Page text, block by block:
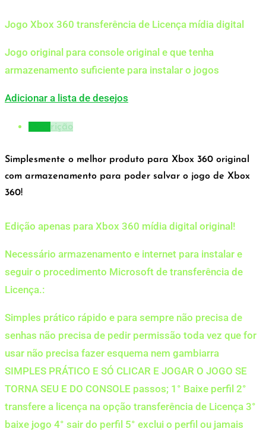
Jogo Xbox 360 transferência de Licença mídia digital
Jogo original para console original e que tenha
armazenamento suficiente para instalar o jogos
Adicionar a lista de desejos
Descrição
Simplesmente o melhor produto para Xbox 360 original
com armazenamento para poder salvar o jogo de Xbox
360!
Edição apenas para Xbox 360 mídia digital original!
Necessário armazenamento e internet para instalar e
seguir o procedimento Microsoft de transferência de
Licença.:
Simples prático rápido e para sempre não precisa de
senhas não precisa de pedir permissão toda vez que for
usar não precisa fazer esquema nem gambiarra
SIMPLES PRÁTICO E SÓ CLICAR E JOGAR O JOGO SE
TORNA SEU E DO CONSOLE passos; 1° Baixe perfil 2°
transfere a licença na opção transferência de Licença 3°
baixe jogo 4° sair do perfil 5° exclui o perfil ou jamais